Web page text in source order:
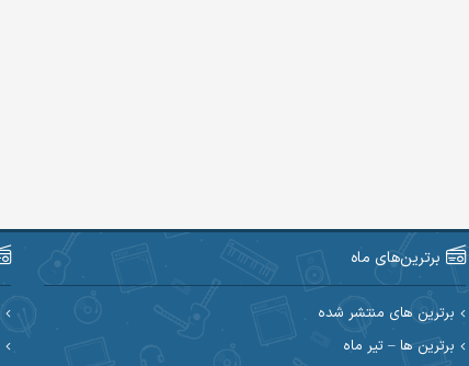
برترین‌های ماه
برترین های منتشر شده
برترین ها – تیر ماه